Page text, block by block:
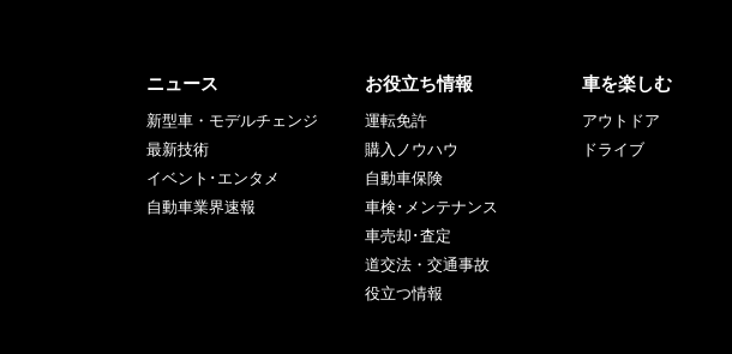
ニュース
新型車・モデルチェンジ
最新技術
イベント･エンタメ
自動車業界速報
お役立ち情報
運転免許
購入ノウハウ
自動車保険
車検･メンテナンス
車売却･査定
道交法・交通事故
役立つ情報
車を楽しむ
アウトドア
ドライブ